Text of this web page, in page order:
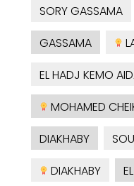
SORY GASSAMA
GASSAMA
EL HADJ KEMO
MOHAMED
DIAKHABY
DIAKHABY